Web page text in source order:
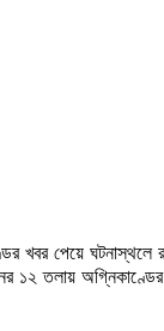
পেয়ে ঘটনাস্থলে
১২ তলায়